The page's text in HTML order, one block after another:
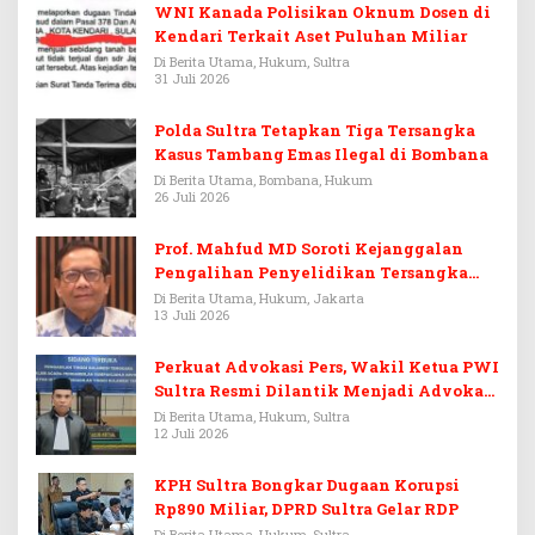
WNI Kanada Polisikan Oknum Dosen di
Kendari Terkait Aset Puluhan Miliar
Di Berita Utama, Hukum, Sultra
31 Juli 2026
Polda Sultra Tetapkan Tiga Tersangka
Kasus Tambang Emas Ilegal di Bombana
Di Berita Utama, Bombana, Hukum
26 Juli 2026
Prof. Mahfud MD Soroti Kejanggalan
Pengalihan Penyelidikan Tersangka
Febrie Adriansyah
Di Berita Utama, Hukum, Jakarta
13 Juli 2026
Perkuat Advokasi Pers, Wakil Ketua PWI
Sultra Resmi Dilantik Menjadi Advokat
PERADI
Di Berita Utama, Hukum, Sultra
12 Juli 2026
KPH Sultra Bongkar Dugaan Korupsi
Rp890 Miliar, DPRD Sultra Gelar RDP